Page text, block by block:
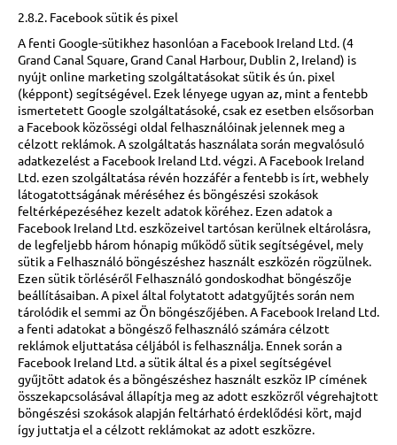
2.8.2. Facebook sütik és pixel
A fenti Google-sütikhez hasonlóan a Facebook Ireland Ltd. (4
Grand Canal Square, Grand Canal Harbour, Dublin 2, Ireland) is
nyújt online marketing szolgáltatásokat sütik és ún. pixel
(képpont) segítségével. Ezek lényege ugyan az, mint a fentebb
ismertetett Google szolgáltatásoké, csak ez esetben elsősorban
a Facebook közösségi oldal felhasználóinak jelennek meg a
célzott reklámok. A szolgáltatás használata során megvalósuló
adatkezelést a Facebook Ireland Ltd. végzi. A Facebook Ireland
Ltd. ezen szolgáltatása révén hozzáfér a fentebb is írt, webhely
látogatottságának méréséhez és böngészési szokások
feltérképezéséhez kezelt adatok köréhez. Ezen adatok a
Facebook Ireland Ltd. eszközeivel tartósan kerülnek eltárolásra,
de legfeljebb három hónapig működő sütik segítségével, mely
sütik a Felhasználó böngészéshez használt eszközén rögzülnek.
Ezen sütik törléséről Felhasználó gondoskodhat böngészője
beállításaiban. A pixel által folytatott adatgyűjtés során nem
tárolódik el semmi az Ön böngészőjében. A Facebook Ireland Ltd.
a fenti adatokat a böngésző felhasználó számára célzott
reklámok eljuttatása céljából is felhasználja. Ennek során a
Facebook Ireland Ltd. a sütik által és a pixel segítségével
gyűjtött adatok és a böngészéshez használt eszköz IP címének
összekapcsolásával állapítja meg az adott eszközről végrehajtott
böngészési szokások alapján feltárható érdeklődési kört, majd
így juttatja el a célzott reklámokat az adott eszközre.